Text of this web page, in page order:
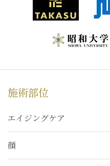
施術部位
エイジングケア
顔